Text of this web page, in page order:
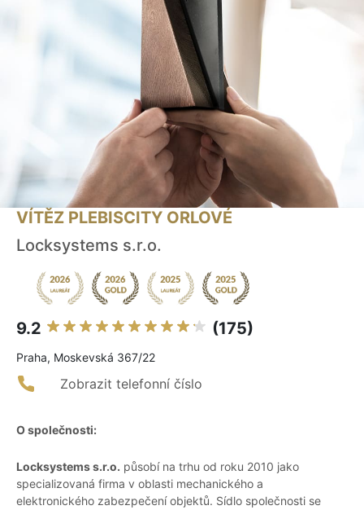
VÍTĚZ PLEBISCITY ORLOVÉ
Locksystems s.r.o.
9.2 (175)
Praha, Moskevská 367/22
Zobrazit telefonní číslo
O společnosti:
Locksystems s.r.o. působí na trhu od roku 2010 jako
specializovaná firma v oblasti mechanického a
elektronického zabezpečení objektů. Sídlo společnosti se